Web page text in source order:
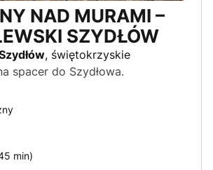
NAD MURAMI –
SZYDŁÓW
, świętokrzyskie
spacer do Szydłowa.
min)